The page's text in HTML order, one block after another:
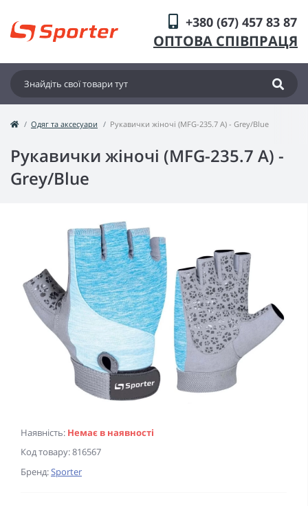
+380 (67) 457 83 87
ОПТОВА СПІВПРАЦЯ
Одяг та аксесуари Рукавички жіночі (MFG-235.7 A) - Grey/Blue
Рукавички жіночі (MFG-235.7 A) -
Grey/Blue
Наявність: Немає в наявності
Код товару:816567
Бренд:Sporter